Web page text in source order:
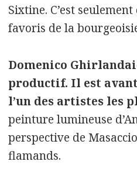
Sixtine. C’est
favoris de la
Domenico
productif. Il est
l’un des artistes les
peinture lumineuse
perspective de
flamands.